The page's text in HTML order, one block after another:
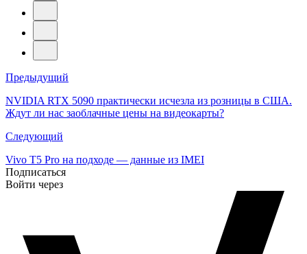
Навигация
по
записям
Предыдущий
NVIDIA RTX 5090 практически исчезла из розницы в США.
Ждут ли нас заоблачные цены на видеокарты?
Следующий
Vivo T5 Pro на подходе — данные из IMEI
Подписаться
Войти через